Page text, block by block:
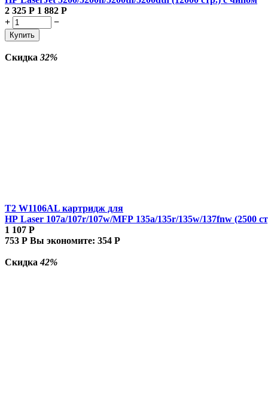
2 325 Р 1 882 Р
+
−
Купить
Скидка 32%
T2 W1106AL картридж для
HP Laser 107a/107r/107w/MFP 135a/135r/135w/137fnw (2500
1 107 Р
753 Р Вы экономите: 354 Р
Скидка42%